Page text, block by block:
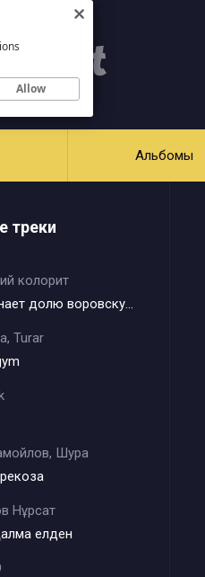
Альбомы
треки
колорит
Кто не знает долю воровскую
Turar
Шура
Нұрсат
елден
Allow